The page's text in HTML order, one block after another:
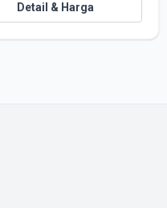
Detail & Harga